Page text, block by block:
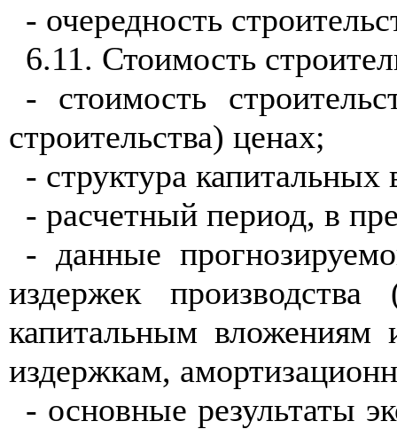
- очередность
6.11. Стоимость
- стоимость
строительства) ценах;
- структура капитальных
- расчетный период, в
- данные
издержек
капитальным вложениям
издержкам,
- основные результаты